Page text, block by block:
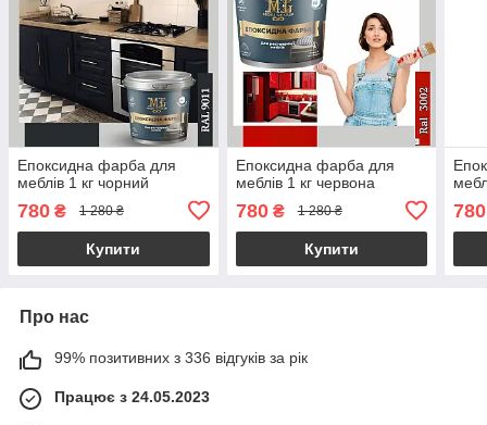
Епоксидна фарба для
меблів 1 кг чорний
780 ₴ 1 280 ₴
Купити
Епоксидна фарба для
меблів 1 кг червона
780₴ 1 280 ₴
Купити
780
Про нас
99% позитивних з 336 відгуків за рік
Працює з 24.05.2023